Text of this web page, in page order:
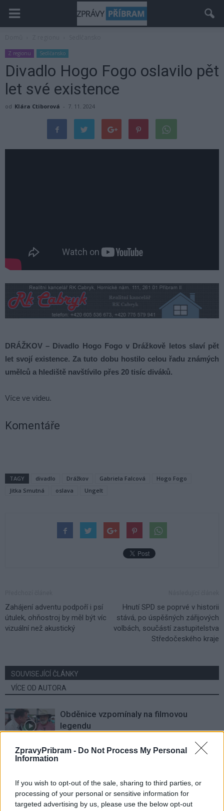
ZpravyPribram - Do Not Process My Personal
Information
If you wish to opt-out of the sale, sharing to third parties, or
processing of your personal or sensitive information for
targeted advertising by us, please use the below opt-out
Z regionu Sedlčansko
Divadlo Hogo Fogo oslavilo pět
let své existence
od Klára Ctiborová - 7. 11. 2024
DRÁŽKOV – Divadlo Hogo Fogo v Drážkově letos slaví pět
let svojí existence. Za tuto dobu hostilo celou řadu známých
umělců a hlediště navštívilo přes 20 tisíc diváků.
Více ve videu.
Komentáře
TAGY divadlo Drážkov Gabriela Falcová
Hogo Fogo
Jitka Smutná
oslava Ungelt
Zahájení adventu podpoří i psí
útulek, ohňostroj by měl být víc
vizuální než akustický
Hnutí SPD se poprvé v historii
stává, po úspěšných zářijových
volbách, součástí zastupitelstva
Středočeského kraje
SOUVISEJÍCÍ ČLÁNKY
VÍCE OD AUTORA
Obděnice vzpomínaly na filmovou
legendu
Sedlčansko
a další tvůrci